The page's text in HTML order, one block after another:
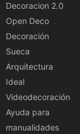
Decoracion 2.0
Open Deco
Decoración
Sueca
Arquitectura
Ideal
Videodecoración
Ayuda para
manualidades